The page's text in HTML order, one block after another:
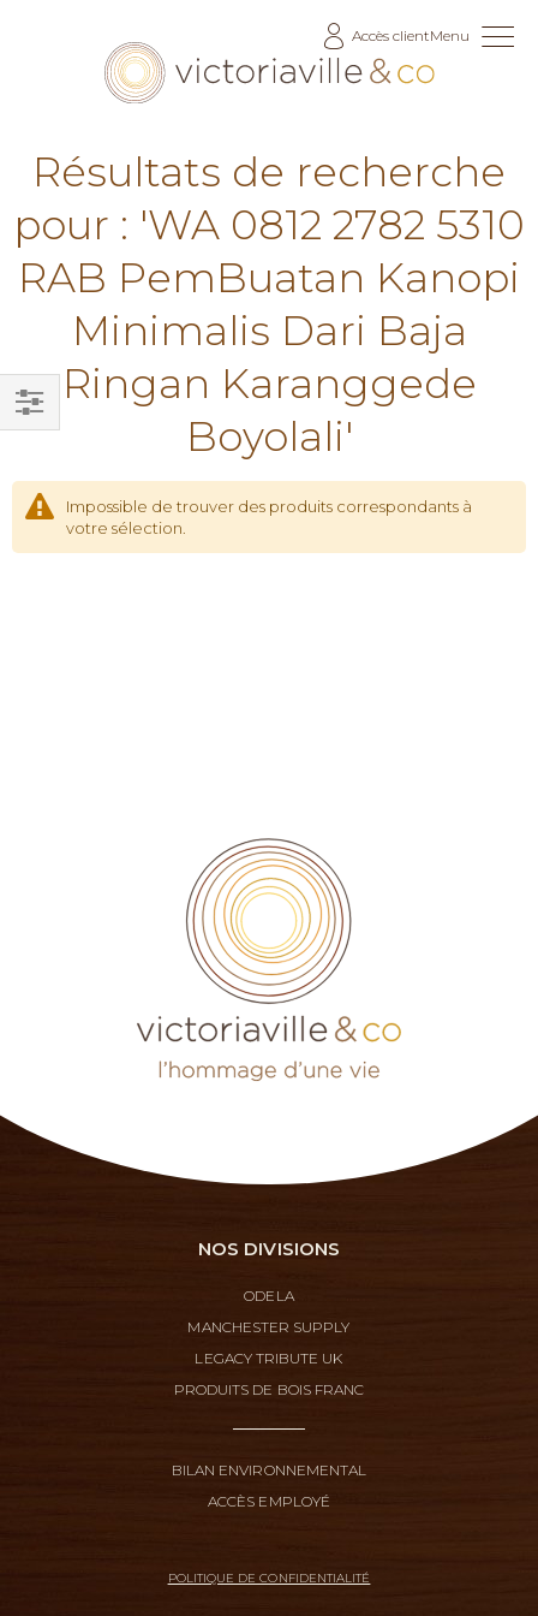
Accès clientMenu
Résultats de recherche
pour : 'WA 0812 2782 5310
RAB PemBuatan Kanopi
Minimalis Dari Baja
Ringan Karanggede
Boyolali'
Impossible de trouver des produits correspondants à
votre sélection.
Filtrer
NOS DIVISIONS
ODELA
MANCHESTER SUPPLY
LEGACY TRIBUTE UK
PRODUITS DE BOIS FRANC
BILAN ENVIRONNEMENTAL
ACCÈS EMPLOYÉ
POLITIQUE DE CONFIDENTIALITÉ